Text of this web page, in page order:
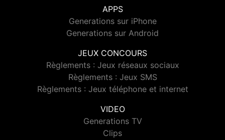
APPS
Generations sur iPhone
Generations sur Android
JEUX CONCOURS
Règlements : Jeux réseaux sociaux
Règlements : Jeux SMS
Règlements : Jeux téléphone et internet
VIDEO
Generations TV
Clips